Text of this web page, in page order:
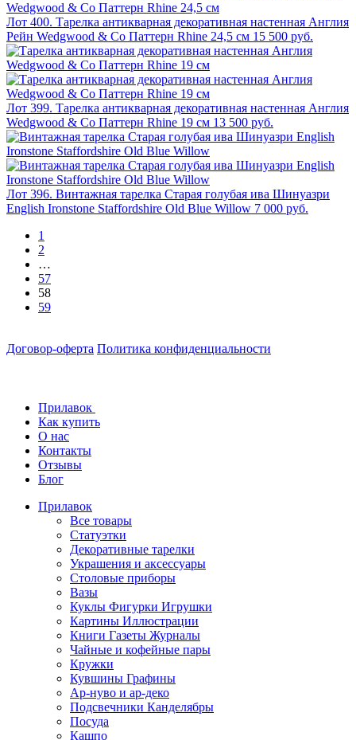
Лот 400. Тарелка антикварная декоративная настенная Англия
Рейн Wedgwood & Co Паттерн Rhine 24,5 см 15 500 руб.
Лот 399. Тарелка антикварная декоративная настенная Англия
Wedgwood & Co Паттерн Rhine 19 см 13 500 руб.
Лот 396. Винтажная тарелка Старая голубая ива Шинуазри
English Ironstone Staffordshire Old Blue Willow 7 000 руб.
1
2
…
57
58
59
Договор-оферта Политика конфиденциальности
Прилавок
Как купить
О нас
Контакты
Отзывы
Блог
Прилавок
Все товары
Статуэтки
Декоративные тарелки
Украшения и аксессуары
Столовые приборы
Вазы
Куклы Фигурки Игрушки
Картины Иллюстрации
Книги Газеты Журналы
Чайные и кофейные пары
Кружки
Кувшины Графины
Ар-нуво и ар-деко
Подсвечники Канделябры
Посуда
Кашпо